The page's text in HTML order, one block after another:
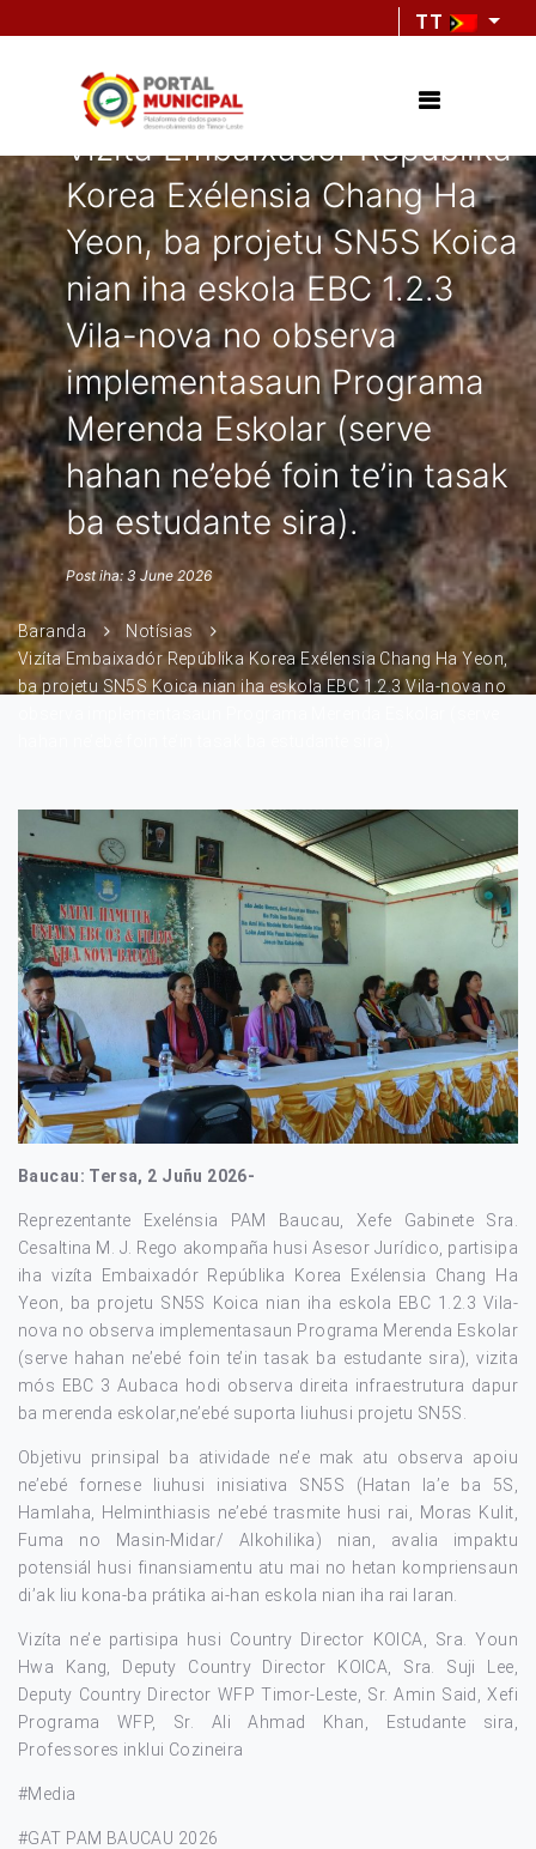
TT
Vizíta Embaixadór Repúblika
Korea Exélensia Chang Ha
Yeon, ba projetu SN5S Koica
nian iha eskola EBC 1.2.3
Vila-nova no observa
implementasaun Programa
Merenda Eskolar (serve
hahan ne’ebé foin te’in tasak
ba estudante sira).
Post iha: 3 June 2026
Baranda
Notísias
Vizíta Embaixadór Repúblika Korea Exélensia Chang Ha Yeon,
ba projetu SN5S Koica nian iha eskola EBC 1.2.3 Vila-nova no
Baucau: Tersa, 2 Juñu 2026-
Reprezentante Exelénsia PAM Baucau, Xefe Gabinete Sra.
Cesaltina M. J. Rego akompaña husi Asesor Jurídico, partisipa
iha vizíta Embaixadór Repúblika Korea Exélensia Chang Ha
Yeon, ba projetu SN5S Koica nian iha eskola EBC 1.2.3 Vila-
nova no observa implementasaun Programa Merenda Eskolar
(serve hahan ne’ebé foin te’in tasak ba estudante sira), vizita
mós EBC 3 Aubaca hodi observa direita infraestrutura dapur
ba merenda eskolar,ne’ebé suporta liuhusi projetu SN5S.
Objetivu prinsipal ba atividade ne’e mak atu observa apoiu
ne’ebé fornese liuhusi inisiativa SN5S (Hatan la’e ba 5S,
Hamlaha, Helminthiasis ne’ebé trasmite husi rai, Moras Kulit,
Fuma no Masin-Midar/ Alkohilika) nian, avalia impaktu
potensiál husi finansiamentu atu mai no hetan kompriensaun
di’ak liu kona-ba prátika ai-han eskola nian iha rai laran.
Vizíta ne’e partisipa husi Country Director KOICA, Sra. Youn
Hwa Kang, Deputy Country Director KOICA, Sra. Suji Lee,
Deputy Country Director WFP Timor-Leste, Sr. Amin Said, Xefi
Programa WFP, Sr. Ali Ahmad Khan, Estudante sira,
Professores inklui Cozineira
#Media
#GAT PAM BAUCAU 2026